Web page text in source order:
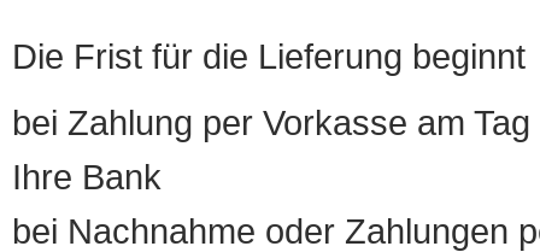
Die Frist für die Lieferung beginnt
bei Zahlung per Vorkasse am
Ihre Bank
bei Nachnahme oder Zahlungen